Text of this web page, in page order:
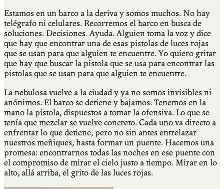
Estamos en un barco a la deriva y somos muchos. No hay
telégrafo ni celulares. Recorremos el barco en busca de
soluciones. Decisiones. Ayuda. Alguien toma la voz y dice
que hay que encontrar una de esas pistolas de luces rojas
que se usan para que alguien te encuentre. Yo quiero gritar
que hay que buscar la pistola que se usa para encontrar las
pistolas que se usan para que alguien te encuentre.
La nebulosa vuelve a la ciudad y ya no somos invisibles ni
anónimos. El barco se detiene y bajamos. Tenemos en la
mano la pistola, dispuestos a tomar la ofensiva. Lo que se
tenía que mezclar se vuelve concreto. Cada uno va directo a
enfrentar lo que detiene, pero no sin antes entrelazar
nuestros meñiques, hasta formar un puente. Hacemos una
promesa: encontrarnos todas las noches en ese puente con
el compromiso de mirar el cielo justo a tiempo. Mirar en lo
alto, allá arriba, el grito de las luces rojas.